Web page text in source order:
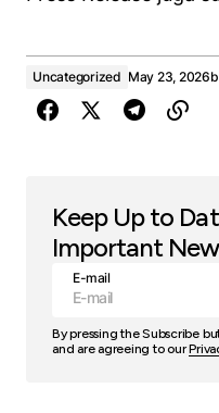
Uncategorized May 23, 2026
Keep Up to
Important
E-mail
By pressing the Subscribe
and are agreeing to our